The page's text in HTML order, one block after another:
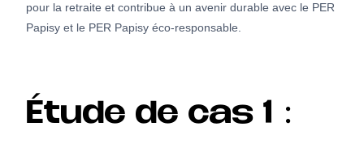
pour la retraite et contribue à un avenir durable avec le PER
Papisy et le PER Papisy éco-responsable.
Étude de cas 1 :